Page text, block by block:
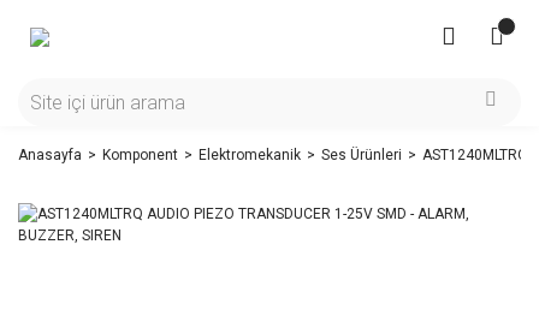
Anasayfa Komponent Elektromekanik Ses Ürünleri AST1240MLTRQ